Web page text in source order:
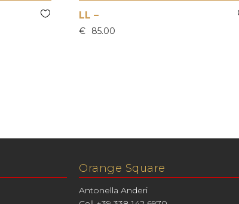
LL –
€ 85.00
Orange Square
Antonella Anderi